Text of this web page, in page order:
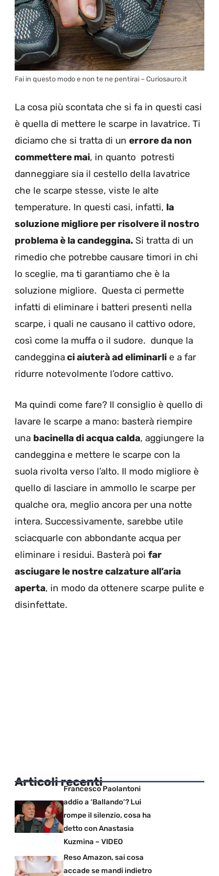
Fai in questo modo e non te ne pentirai – Curiosauro.it
La cosa più scontata che si fa in questi casi
è quella di mettere le scarpe in lavatrice. Ti
diciamo che si tratta di un errore da non
commettere mai, in quanto potresti
danneggiare sia il cestello della lavatrice
che le scarpe stesse, viste le alte
temperature. In questi casi, infatti, la
soluzione migliore per risolvere il nostro
problema è la candeggina. Si tratta di un
rimedio che potrebbe causare timori in chi
lo sceglie, ma ti garantiamo che è la
soluzione migliore. Questa ci permette
infatti di eliminare i batteri presenti nella
scarpe, i quali ne causano il cattivo odore,
così come la muffa o il sudore. dunque la
candegginaci aiuterà ad eliminarli e a far
ridurre notevolmente l’odore cattivo.
Ma quindi come fare? Il consiglio è quello di
lavare le scarpe a mano: basterà riempire
una bacinella di acqua calda, aggiungere la
candeggina e mettere le scarpe con la
suola rivolta verso l’alto. Il modo migliore è
quello di lasciare in ammollo le scarpe per
qualche ora, meglio ancora per una notte
intera. Successivamente, sarebbe utile
sciacquarle con abbondante acqua per
eliminare i residui. Basterà poi far
asciugare le nostre calzature all’aria
aperta, in modo da ottenere scarpe pulite e
disinfettate.
Articoli recentiFrancesco Paolantoni
addio a ‘Ballando’? Lui
rompe il silenzio, cosa ha
detto con Anastasia
Kuzmina – VIDEO
Reso Amazon, sai cosa
accade se mandi indietro